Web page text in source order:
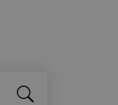
"Cerca